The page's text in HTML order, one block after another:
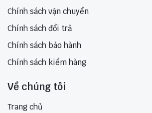
Chính sách vận chuyển
Chính sách đổi trả
Chính sách bảo hành
Chính sách kiểm hàng
Về chúng tôi
Trang chủ